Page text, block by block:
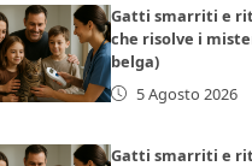
Gatti smarriti e
che risolve i
belga)
5 Agosto 2026
Gatti smarriti e